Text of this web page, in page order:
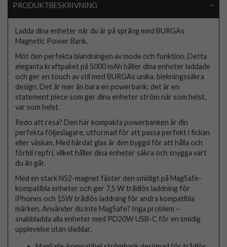
PRODUKTBESKRIVNING
Ladda dina enheter när du är på språng med BURGAs
Magnetic Power Bank.
Möt den perfekta blandningen av mode och funktion. Detta
eleganta kraftpaket på 5000 mAh håller dina enheter laddade
och ger en touch av stil med BURGAs unika, blekningssäkra
design. Det är mer än bara en powerbank; det är en
statement piece som ger dina enheter ström när som helst,
var som helst.
Redo att resa? Den här kompakta powerbanken är din
perfekta följeslagare, utformad för att passa perfekt i fickan
eller väskan. Med härdat glas är den byggd för att hålla och
förbli repfri, vilket håller dina enheter säkra och snygga vart
du än går.
Med en stark N52-magnet fäster den smidigt på MagSafe-
kompatibla enheter och ger 7,5 W trådlös laddning för
iPhones och 15W trådlös laddning för andra kompatibla
märken. Använder du inte MagSafe? Inga problem –
snabbladda alla enheter med PD20W USB-C för en smidig
upplevelse utan sladdar.